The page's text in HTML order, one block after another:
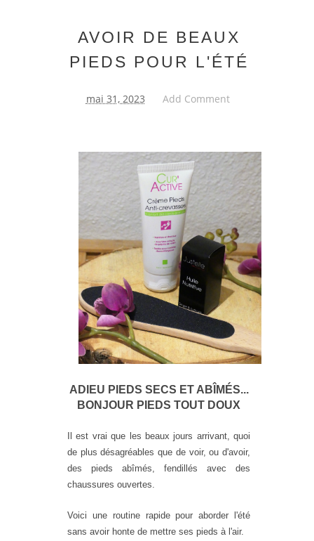
AVOIR DE BEAUX
PIEDS POUR L'ÉTÉ
mai 31, 2023 Add Comment
ADIEU PIEDS SECS ET ABÎMÉS...
BONJOUR PIEDS TOUT DOUX
Il est vrai que les beaux jours arrivant, quoi
de plus désagréables que de voir, ou d'avoir,
des pieds abîmés, fendillés avec des
chaussures ouvertes.
Voici une routine rapide pour aborder l'été
sans avoir honte de mettre ses pieds à l'air.